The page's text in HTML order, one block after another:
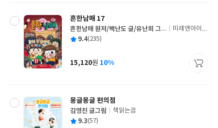
흔한남매 17
글
쓴
흔한남매 원저/백난도 글/유난희 그
림/흔한컴퍼니 감수
출
사
미래엔아이세
평 9.4(235)
가
15,120원 10%
몽글몽글 편의점
글
쓴
김영진 글그림
출
책읽는곰
평 9.3(57)